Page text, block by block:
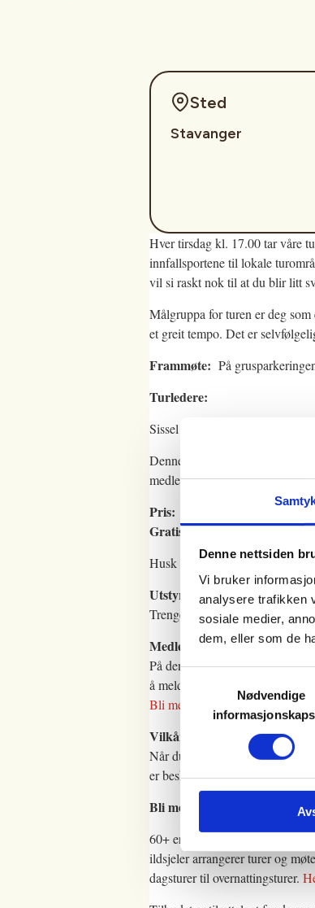
Denne nettsiden
Vi bruker
analysere trafikken
sosiale medier,
dem, eller som de
Nødvendige
Sted
Stavanger
Hver tirsdag kl. 17.00 tar våre
innfallsportene til lokale
vil si raskt nok til at du blir litt
Målgruppa for turen er deg
et greit tempo. Det er
Frammøte: På
Turledere:
Sissel Gro Jenssen
Denne turen har ikke
medlem i DNT.
Pris:
Gratis for medlem . Kr 40 for
Husk å ta med passende klær
Utstyr og kart
Trenger du utstyr eller kart til
Medlemskap i DNT
På denne turen er det tillegg i
å melde seg inn og støtte vårt
Bli medlem i DNT!
Vilkår for deltakelse på
Når du melder deg på denne
er beskrevet i våregenerelle
Bli med 60+ på tur!
60+ er Stavanger
ildsjeler arrangerer turer og
dagsturer til overnattingsturer.